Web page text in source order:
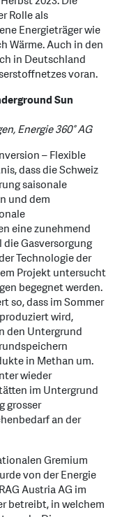
Rolle als
Energieträger wie
Wärme. Auch in den
in Deutschland
voran.
Sun
Energie 360° AG
– Flexible
dass die Schweiz
saisonale
und dem
eine zunehmend
Gasversorgung
Technologie der
Projekt untersucht
begegnet werden.
so, dass im Sommer
wird,
den Untergrund
in Methan um.
wieder
im Untergrund
grosser
an der
Gremium
von der Energie
Austria AG im
betreibt, in welchem